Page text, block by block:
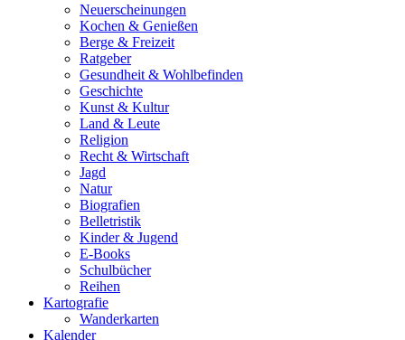
Neuerscheinungen
Kochen & Genießen
Berge & Freizeit
Ratgeber
Gesundheit & Wohlbefinden
Geschichte
Kunst & Kultur
Land & Leute
Religion
Recht & Wirtschaft
Jagd
Natur
Biografien
Belletristik
Kinder & Jugend
E-Books
Schulbücher
Reihen
Kartografie
Wanderkarten
Kalender